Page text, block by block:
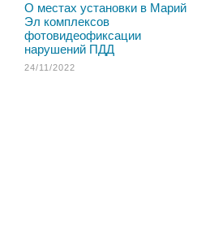
О местах установки в Марий
Эл комплексов
фотовидеофиксации
нарушений ПДД
24/11/2022